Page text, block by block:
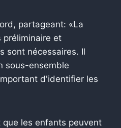
partageant: «La
préliminaire et
sont nécessaires. Il
sous-ensemble
d'identifier les
que les enfants peuvent